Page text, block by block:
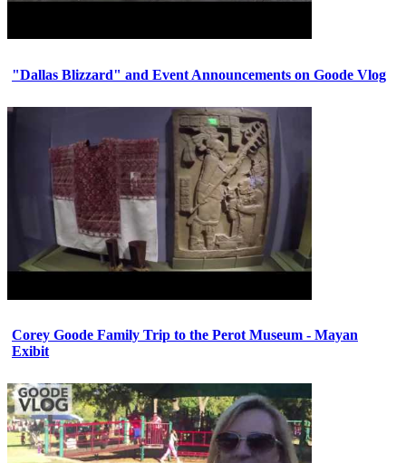
"Dallas Blizzard" and Event Announcements on Goode Vlog
Corey Goode Family Trip to the Perot Museum - Mayan
Exibit